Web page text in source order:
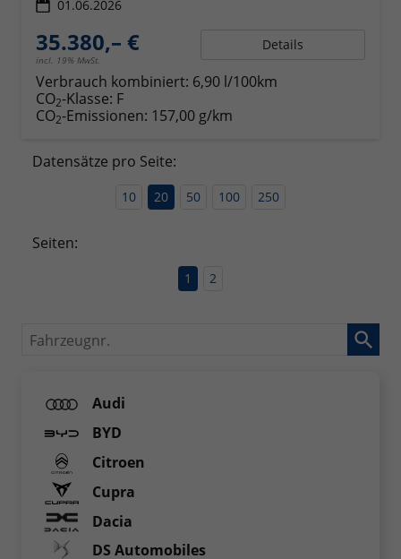
01.06.2026
35.380,– €
incl. 19% MwSt.
Details
Verbrauch kombiniert: 6,90 l/100km
CO2-Klasse: F
CO2-Emissionen: 157,00 g/km
Datensätze pro Seite:
10 20 50 100 250
Seiten:
1 2
Fahrzeugnr.
Audi
BYD
Citroen
Cupra
Dacia
DS Automobiles